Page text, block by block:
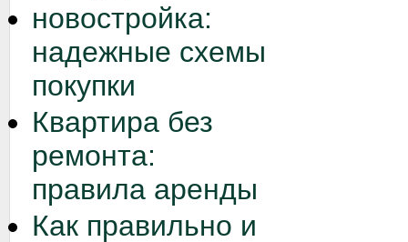
новостройка:
надежные схемы
покупки
Квартира без
ремонта:
правила аренды
Как правильно и